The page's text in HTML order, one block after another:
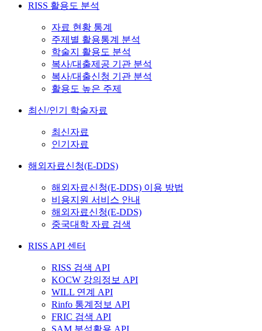
RISS 활용도 분석
자료 현황 통계
주제별 활용통계 분석
학술지 활용도 분석
복사/대출제공 기관 분석
복사/대출신청 기관 분석
활용도 높은 주제
최신/인기 학술자료
최신자료
인기자료
해외자료신청(E-DDS)
해외자료신청(E-DDS) 이용 방법
비용지원 서비스 안내
해외자료신청(E-DDS)
중국대학 자료 검색
RISS API 센터
RISS 검색 API
KOCW 강의정보 API
WILL 연계 API
Rinfo 통계정보 API
FRIC 검색 API
SAM 분석활용 API